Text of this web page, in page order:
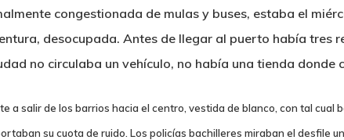
congestionada de mulas y buses, estaba el
desocupada. Antes de llegar al puerto había tres
no circulaba un vehículo, no había una tienda donde
a salir de los barrios hacia el centro, vestida de blanco, con tal
su cuota de ruido. Los policías bachilleres miraban el desfile